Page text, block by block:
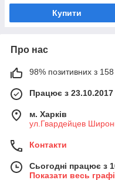
Купити
Про нас
98% позитивних з 158
Працює з 23.10.2017
м. Харків
ул.Гвардейцев
Контакти
Сьогодні працює з
Показати весь